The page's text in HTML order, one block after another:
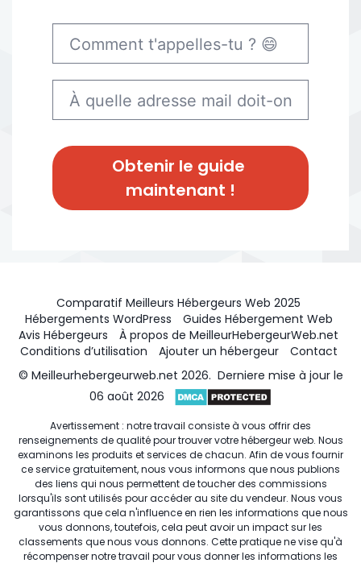
Obtenir le guide
maintenant !
Comparatif Meilleurs Hébergeurs Web 2025
Hébergements WordPress
Guides Hébergement Web
Avis Hébergeurs
À propos de MeilleurHebergeurWeb.net
Conditions d’utilisation
Ajouter un hébergeur
Contact
© Meilleurhebergeurweb.net 2026. Derniere mise à jour le
06 août 2026
Avertissement : notre travail consiste à vous offrir des
renseignements de qualité pour trouver votre hébergeur web. Nous
examinons les produits et services de chacun. Afin de vous fournir
ce service gratuitement, nous vous informons que nous publions
des liens qui nous permettent de toucher des commissions
lorsqu'ils sont utilisés pour accéder au site du vendeur. Nous vous
garantissons que cela n'influence en rien les informations que nous
vous donnons, toutefois, cela peut avoir un impact sur les
classements que nous vous donnons. Cette pratique ne vise qu'à
récompenser notre travail pour vous donner les informations les